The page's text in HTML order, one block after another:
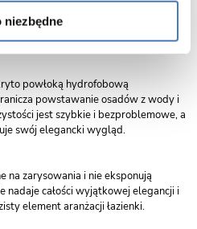
niezbędne
na brodziku lub bezpośrednio na
Regulowane profile ułatwiają
dopasowanie konstrukcji do wnęki.
powłoką hydrofobową
powstawanie osadów z wody i
jest szybkie i bezproblemowe, a
swój elegancki wygląd.
na zarysowania i nie eksponują
nadaje całości wyjątkowej elegancji i
element aranżacji łazienki.